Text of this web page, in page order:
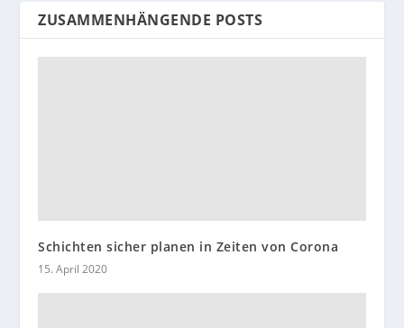
ZUSAMMENHÄNGENDE POSTS
Schichten sicher planen in Zeiten von Corona
15. April 2020